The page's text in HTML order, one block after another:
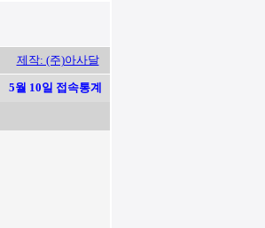
제작: (주)아사달
5월 10일 접속통계